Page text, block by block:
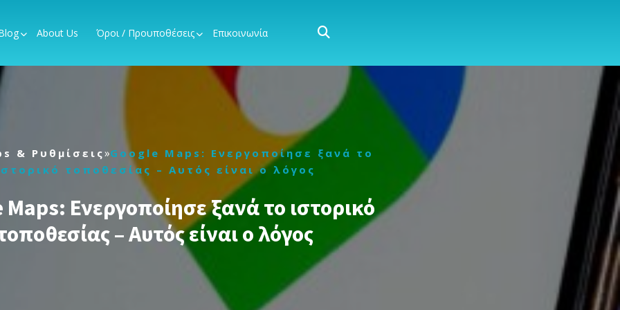
About Us Όροι / Προυποθέσεις Επικοινωνία
& Ρυθμίσεις»Google Maps: Ενεργοποίησε ξανά το
τοποθεσίας – Αυτός είναι ο λόγος
Ενεργοποίησε ξανά το ιστορικό
– Αυτός είναι ο λόγος